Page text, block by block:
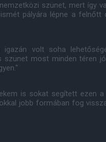
szünet, mert így
pályára lépne a felnőtt
volt soha
szünet most minden téren
is sokat segített ezen
jobb formában fog